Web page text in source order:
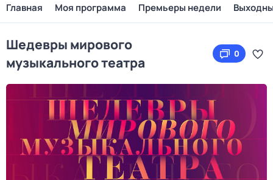
Главная Моя программа Премьеры недели
Шедевры мирового
музыкального театра
0